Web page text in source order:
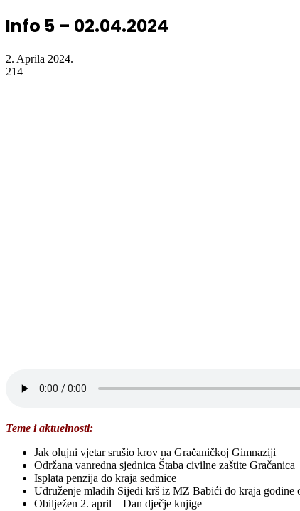
Info 5 – 02.04.2024
2. Aprila 2024.
214
Teme i aktuelnosti:
Jak olujni vjetar srušio krov na Gračaničkoj Gimnaziji
Održana vanredna sjednica Štaba civilne zaštite Gračanica
Isplata penzija do kraja sedmice
Udruženje mladih Sijedi krš iz MZ Babići do kraja godine
Obilježen 2. april – Dan dječje knjige